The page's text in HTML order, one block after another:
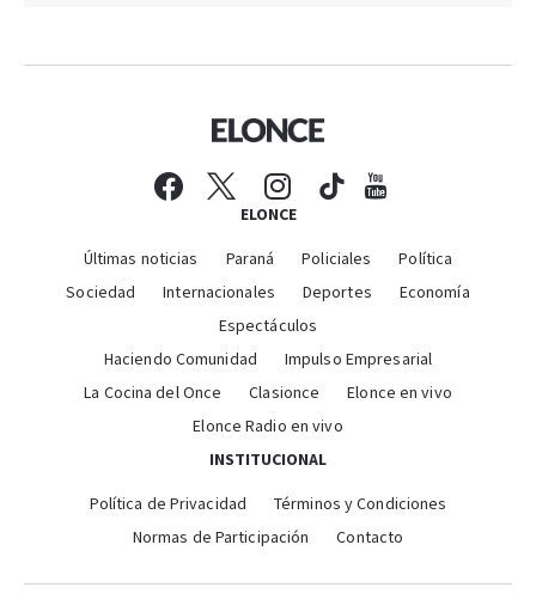
ELONCE
Últimas noticias Paraná Policiales
Política
Sociedad
Internacionales Deportes
Economía
Espectáculos
Haciendo Comunidad
Impulso Empresarial
La Cocina del Once
Clasionce
Elonce en vivo
Elonce Radio en vivo
INSTITUCIONAL
Política de Privacidad
Términos y Condiciones
Normas de Participación
Contacto